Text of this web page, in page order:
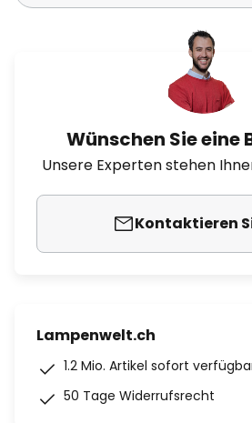
Wünschen Sie eine
Unsere Experten stehen
Kontaktieren
Lampenwelt.ch
1.2 Mio. Artikel sofort
50 Tage Widerrufsrecht